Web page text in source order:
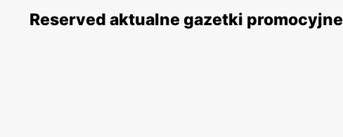
Reserved aktualne gazetki promocyjne